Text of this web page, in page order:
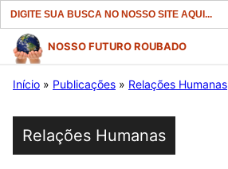
Search
for:
Pular
para
conteúdo
NOSSO FUTURO ROUBADO
Início » Publicações » Relações Humanas
Relações Humanas